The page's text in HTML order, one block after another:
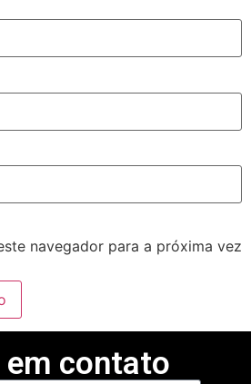
navegador para a próxima vez
em contato